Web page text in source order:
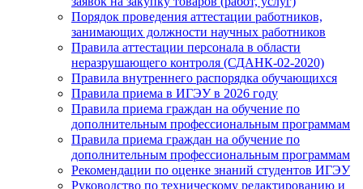
Порядок проведения аттестации работников,
занимающих должности научных работников
Правила аттестации персонала в области
неразрушающего контроля (СДАНК-02-2020)
Правила внутреннего распорядка обучающихся
Правила приема в ИГЭУ в 2026 году
Правила приема граждан на обучение по
дополнительным профессиональным программам
Правила приема граждан на обучение по
дополнительным профессиональным программам
Рекомендации по оценке знаний студентов ИГЭУ
Руководство по техническому редактированию и